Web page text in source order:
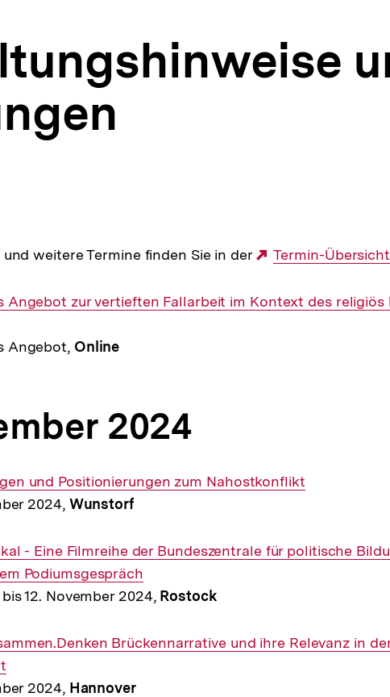
weitere Termine finden Sie in der
Externer
Termin-
Angebot zur vertieften Fallarbeit im Kontext des religiös
Angebot, Online
2024
und Positionierungen zum Nahostkonflikt
2024, Wunstorf
- Eine Filmreihe der Bundeszentrale für politische
Podiumsgespräch
12. November 2024, Rostock
Brückennarrative und ihre Relevanz in
2024, Hannover